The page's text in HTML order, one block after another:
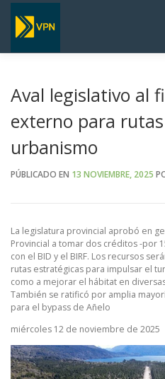
Saltar
contenido
SERVICIOS
GALERÍA
TERMINOS DE REFERENCIA
Aval legislativo al
externo para
urbanismo
PÚBLICADO EN 13 NOVIEMBRE, 2025
La legislatura provincial aprobó en
Provincial a tomar dos créditos -por
con el BID y el BIRF. Los recursos
rutas estratégicas para impulsar el
como a mejorar el hábitat en
También se ratificó por amplia
para el bypass de Añelo
miércoles 12 de noviembre de 2025